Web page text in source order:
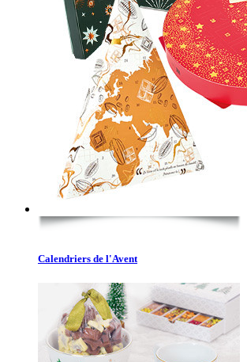
Calendriers de l'Avent